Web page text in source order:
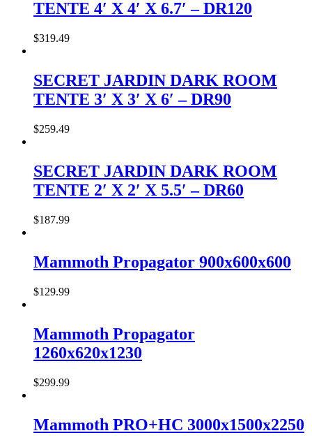
TENTE 4′ X 4′ X 6.7′ – DR120
$319.49
SECRET JARDIN DARK ROOM
TENTE 3′ X 3′ X 6′ – DR90
$259.49
SECRET JARDIN DARK ROOM
TENTE 2′ X 2′ X 5.5′ – DR60
$187.99
Mammoth Propagator 900x600x600
$129.99
Mammoth Propagator
1260x620x1230
$299.99
Mammoth PRO+HC 3000x1500x2250